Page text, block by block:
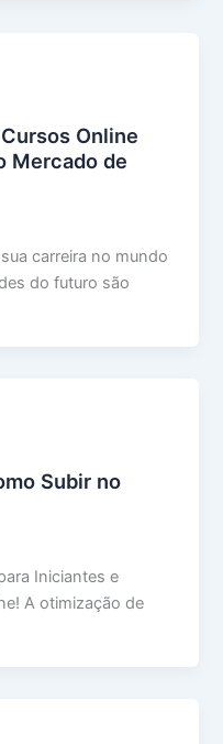
Online
Mercado de
carreira no mundo
do futuro são
Subir no
Iniciantes e
A otimização de